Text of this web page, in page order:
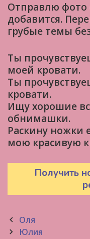
Отправлю фото
добавится.
грубые темы
Ты
моей кровати.
Ты
кровати.
Ищу хорошие
обнимашки.
Раскину ножки
мою красивую
Получить
Post
navigation
Оля
Юлия